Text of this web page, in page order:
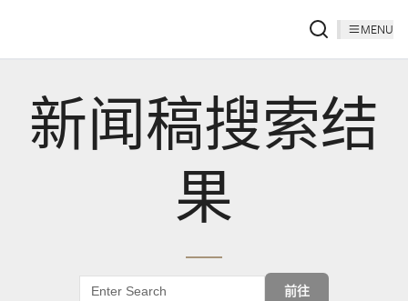
MENU
新闻稿搜索结
果
前往